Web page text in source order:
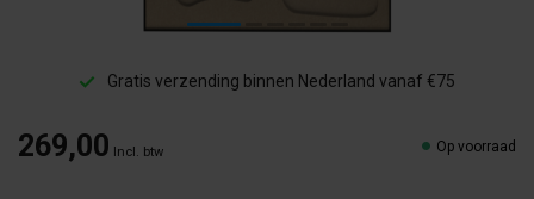
Gratis verzending binnen Nederland vanaf €75
269,00 Incl. btw Op voorraad